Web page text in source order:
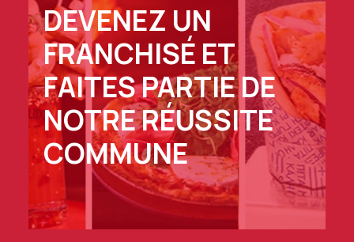
DEVENEZ UN
FRANCHISÉ ET
FAITES PARTIE DE
NOTRE RÉUSSITE
COMMUNE